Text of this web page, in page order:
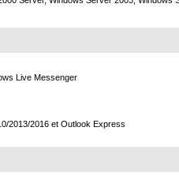
Live Messenger
2013/2016 et Outlook Express